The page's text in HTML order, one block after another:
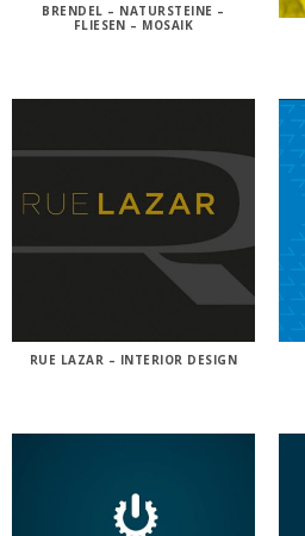
BRENDEL – NATURSTEINE –
FLIESEN – MOSAIK
RUE LAZAR – INTERIOR DESIGN